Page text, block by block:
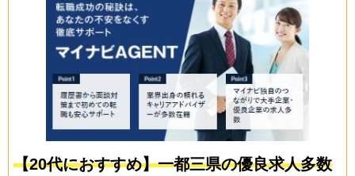
【20代におすすめ】一都三県の優良求人多数